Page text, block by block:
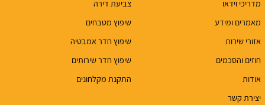
מדריכי וידאו
מאמרים ומידע
אזורי שירות
חוזים והסכמים
אודות
יצירת קשר
צביעת דירה
שיפוץ מטבחים
שיפוץ חדר אמבטיה
שיפוץ חדר שירותים
התקנת מקלחונים